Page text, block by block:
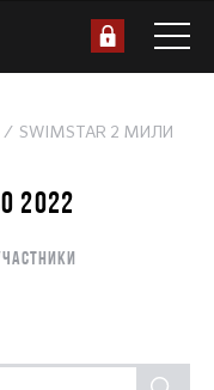
SWIMSTAR 2 МИЛИ
2022